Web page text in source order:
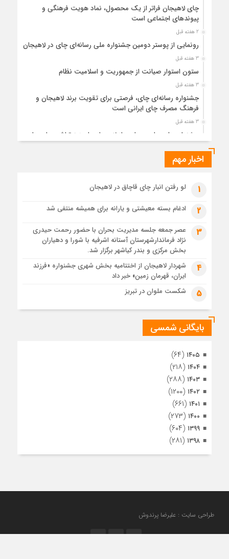
چای لاهیجان فراتر از یک محصول، نماد هویت فرهنگی و
پیوندهای اجتماعی است
2 هفته قبل
رونمایی از پوستر دومین جشنواره ملی رسانه‌ای چای در لاهیجان
3 هفته قبل
ستون استوار صیانت از جمهوریت و اسلامیت نظام
3 هفته قبل
جشنواره رسانه‌ای چای، فرصتی برای تقویت برند لاهیجان و
فرهنگ مصرف چای ایرانی است
3 هفته قبل
جشنواره ملی چای، حمایت از لاهیجان یا هزینه‌تراشی برای چای
4 هفته قبل
4 هفته قبل
رئوف
تصاویر هوایی مراسم تشییع پیکر مطهر آقای شهید ایران – مشهد
مراسم تشییع پیکر مطهر آقای شهید ایران – مشهد
تصاویری از تراکم جمعیت حاضر در میدان ثورهالعشرین نجف
اشرف
اخبار مهم
1 لو رفتن انبار چای قاچاق در لاهیجان
2 ادغام بسته معیشتی و یارانه برای همیشه منتفی شد
3
عصر جمعه جلسه مدیریت بحران با حضور رحمت حیدری
نژاد فرماندارشهرستان آستانه اشرفیه با شورا و دهیاران
بخش مرکزی و بندر کیاشهر برگزار شد.
4
شهردار لاهیجان از اختتامیه بخش شهری جشنواره «فرزند
ایران، قهرمان زمین» خبر داد
5 شکست ملوان در تبریز
بایگانی شمسی
۱۴۰۵ (۶۴)
۱۴۰۴ (۲۱۸)
۱۴۰۳ (۲۸۸)
۱۴۰۲ (۱۲۰۰)
۱۴۰۱ (۶۶۱)
۱۴۰۰ (۲۷۳)
۱۳۹۹ (۶۰۴)
۱۳۹۸ (۲۸۱)
طراحی سایت : علیرضا پرندوش